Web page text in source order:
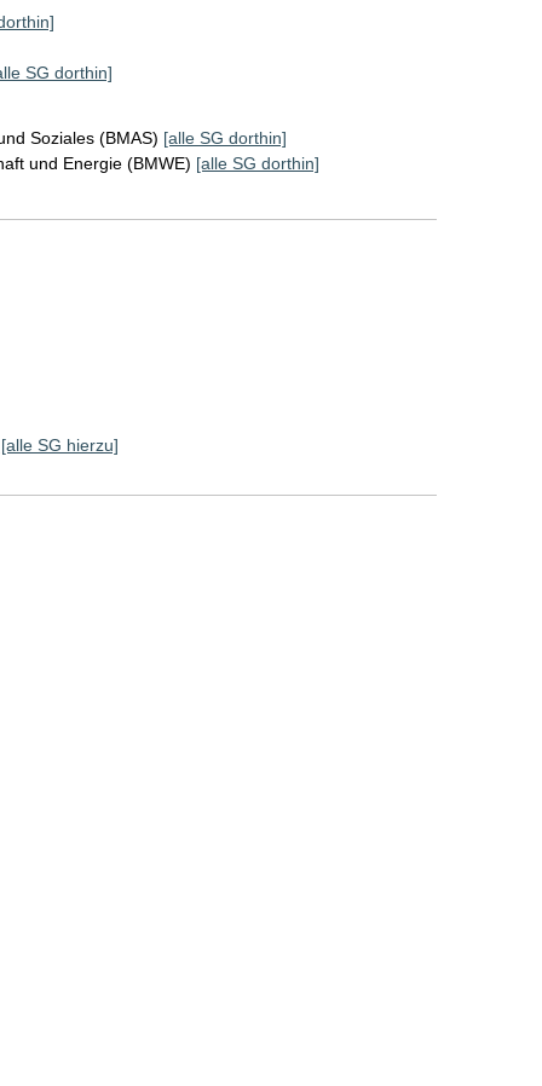
SG dorthin]
Soziales (BMAS) [alle SG dorthin]
und Energie (BMWE) [alle SG dorthin]
[alle SG hierzu]